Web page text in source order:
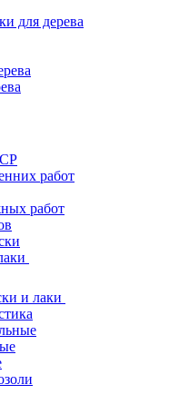
для дерева
работ
работ
и лаки